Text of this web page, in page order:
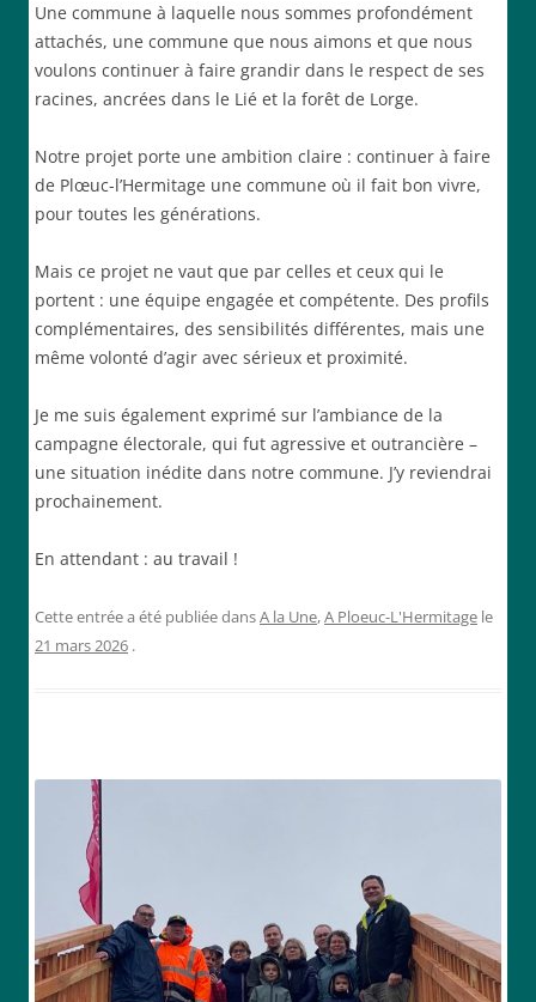
Une commune à laquelle nous sommes profondément
attachés, une commune que nous aimons et que nous
voulons continuer à faire grandir dans le respect de ses
racines, ancrées dans le Lié et la forêt de Lorge.
Notre projet porte une ambition claire : continuer à faire
de Plœuc-l’Hermitage une commune où il fait bon vivre,
pour toutes les générations.
Mais ce projet ne vaut que par celles et ceux qui le
portent : une équipe engagée et compétente. Des profils
complémentaires, des sensibilités différentes, mais une
même volonté d’agir avec sérieux et proximité.
Je me suis également exprimé sur l’ambiance de la
campagne électorale, qui fut agressive et outrancière –
une situation inédite dans notre commune. J’y reviendrai
prochainement.
En attendant : au travail !
Cette entrée a été publiée dansA la Une,A Ploeuc-L'Hermitage le
21 mars 2026 .